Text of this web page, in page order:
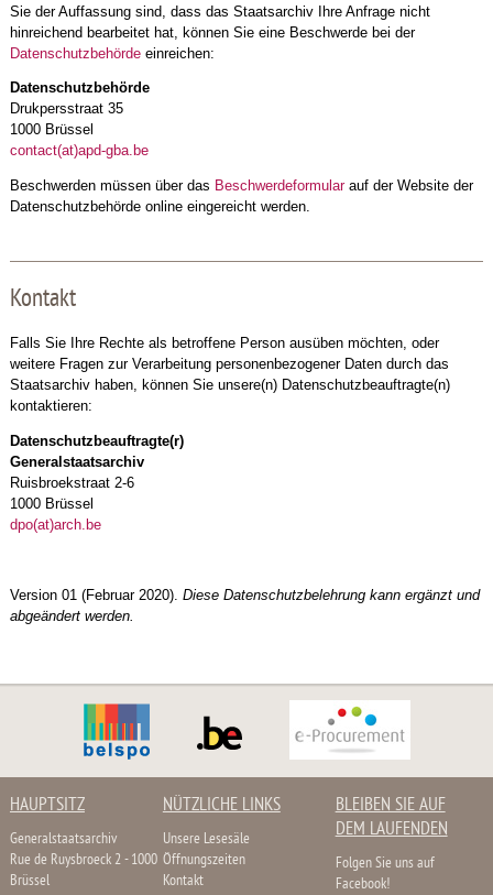
Sie der Auffassung sind, dass das Staatsarchiv Ihre Anfrage nicht
hinreichend bearbeitet hat, können Sie eine Beschwerde bei der
Datenschutzbehördeeinreichen:
Datenschutzbehörde
Drukpersstraat 35
1000 Brüssel
contact(at)apd-gba.be
Beschwerden müssen über das Beschwerdeformularauf der Website der
Datenschutzbehörde online eingereicht werden.
Kontakt
Falls Sie Ihre Rechte als betroffene Person ausüben möchten, oder
weitere Fragen zur Verarbeitung personenbezogener Daten durch das
Staatsarchiv haben, können Sie unsere(n) Datenschutzbeauftragte(n)
kontaktieren:
Datenschutzbeauftragte(r)
Generalstaatsarchiv
Ruisbroekstraat 2-6
1000 Brüssel
dpo(at)arch.be
Version 01 (Februar 2020). Diese Datenschutzbelehrung kann ergänzt und
abgeändert werden.
HAUPTSITZ
Generalstaatsarchiv
Rue de Ruysbroeck 2 - 1000
Brüssel
NÜTZLICHE LINKS
Unsere Lesesäle
Öffnungszeiten
Kontakt
BLEIBEN SIE AUF
DEM LAUFENDEN
Folgen Sie uns auf
Facebook!